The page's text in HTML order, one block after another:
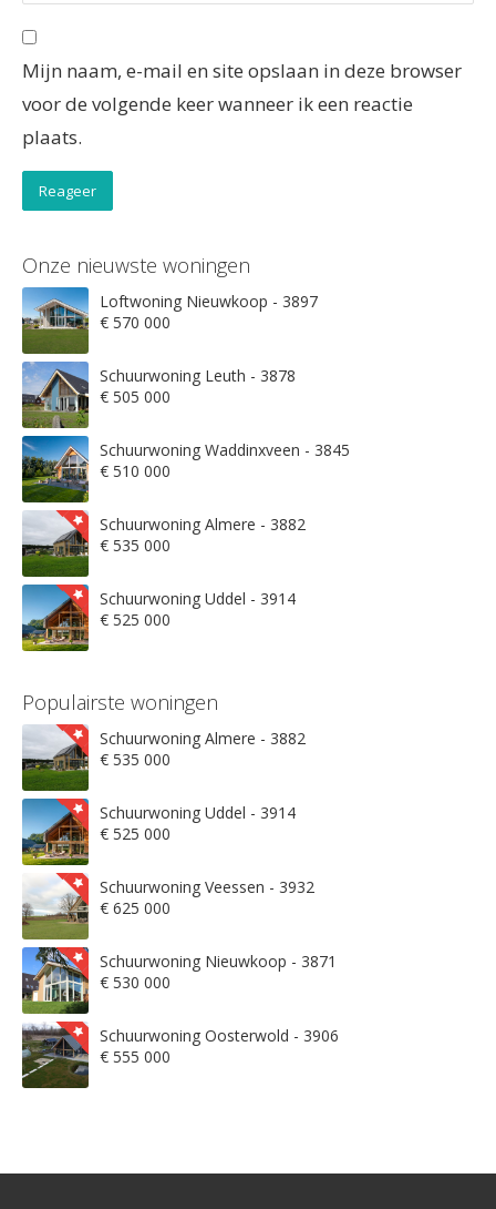
Mijn naam, e-mail en site opslaan in deze browser
voor de volgende keer wanneer ik een reactie
plaats.
Onze nieuwste woningen
Loftwoning Nieuwkoop - 3897
€ 570 000
Schuurwoning Leuth - 3878
€ 505 000
Schuurwoning Waddinxveen - 3845
€ 510 000
Schuurwoning Almere - 3882
€ 535 000
Schuurwoning Uddel - 3914
€ 525 000
Populairste woningen
Schuurwoning Almere - 3882
€ 535 000
Schuurwoning Uddel - 3914
€ 525 000
Schuurwoning Veessen - 3932
€ 625 000
Schuurwoning Nieuwkoop - 3871
€ 530 000
Schuurwoning Oosterwold - 3906
€ 555 000